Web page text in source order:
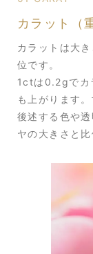
カラット（
カラットは大
位です。
1ctは0.2gでカ
も上がります
後述する色や
ヤの大きさと